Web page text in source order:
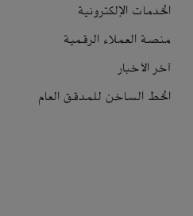
الخدمات الإلكترونية
منصة العملاء الرقمية
آخر الأخبار
الخط الساخن للمدقق العام